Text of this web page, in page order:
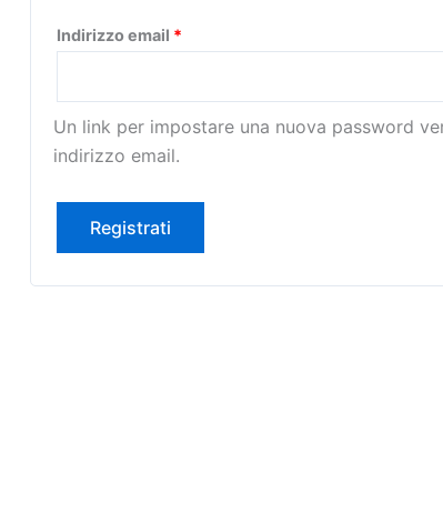
Indirizzo email *
Un link per impostare una nuova password
indirizzo email.
Registrati